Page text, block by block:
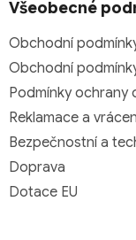
Všeobecné
Obchodní
Obchodní
Podmínky ochrany
Reklamace a
Bezpečnostní a
Doprava
Dotace EU